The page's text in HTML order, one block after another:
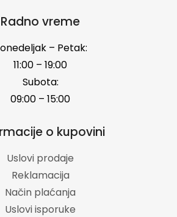
Radno vreme
– Petak:
11:00 – 19:00
Subota:
09:00 – 15:00
o kupovini
Uslovi prodaje
Reklamacija
Način plaćanja
Uslovi isporuke